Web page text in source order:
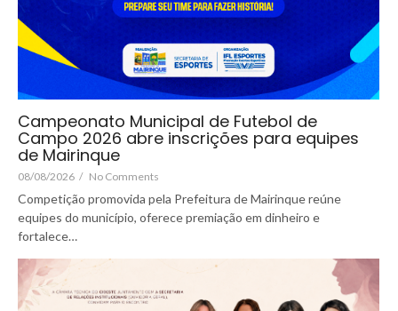
Campeonato Municipal de Futebol de
Campo 2026 abre inscrições para equipes
de Mairinque
08/08/2026 / No Comments
Competição promovida pela Prefeitura de Mairinque reúne
equipes do município, oferece premiação em dinheiro e
fortalece…